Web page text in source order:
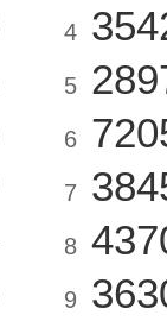
4
5
6
7
8
9